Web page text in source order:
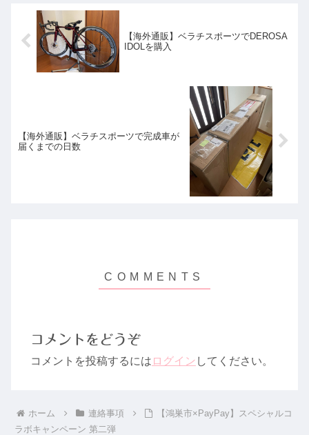
【海外通販】ベラチスポーツでDEROSA
IDOLを購入
【海外通販】ベラチスポーツで完成車が
届くまでの日数
コメントをどうぞ
コメントを投稿するには ログイン してください。
ホーム 連絡事項
【鴻巣市×PayPay】スペシャルコ
ラボキャンペーン 第二弾